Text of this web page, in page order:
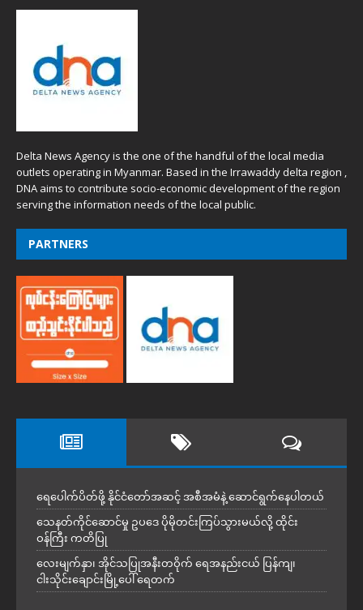
Delta News Agency is the one of the handful of the local media
outlets operating in Myanmar. Based in the Irrawaddy delta region ,
DNA aims to contribute socio-economic development of the region
serving the information needs of the local public.
PARTNERS
ရေပေါက်ပိတ်ဖို့ နိုင်ငံတော်အဆင့် အစီအမံနဲ့ ဆောင်ရွက်နေပါတယ်
သေနတ်ကိုင်ဆောင်မှု ဥပဒေ ပိုမိုတင်းကြပ်သွားမယ်လို့ ထိုင်း
ဝန်ကြီး ကတိပြု
လေးမျက်နှာ၊ အိုင်သပြုအနီးတဝိုက် ရေအနည်းငယ် ပြန်ကျ၊
ငါးသိုင်းချောင်းမြို့ပေါ် ရေတက်